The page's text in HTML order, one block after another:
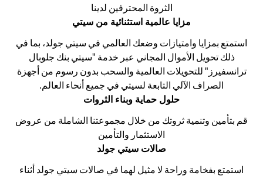
الثروة المحترفين لدينا
مزايا عالمية استثنائية من سيتي
استمتع بمزايا وامتيازات وضعك العالمي في سيتي جولد، بما في
ذلك تحويل الأموال المجاني عبر خدمة "سيتي بنك جلوبال
ترانسفيرز" للتحويلات العالمية والسحب بدون رسوم من أجهزة
الصراف الآلي التابعة لسيتي في جميع أنحاء العالم.
حلول حماية وبناء الثروات
قم بتأمين وتنمية ثروتك من خلال مجموعتنا الشاملة من عروض
الاستثمار والتأمين
صالات سيتي جولد
استمتع بفخامة وراحة لا مثيل لهما في صالات سيتي جولد أثناء